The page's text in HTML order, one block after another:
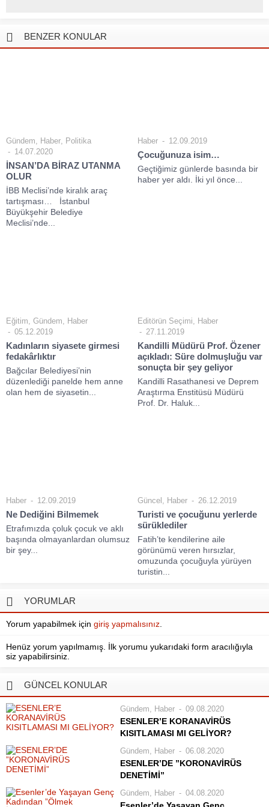
BENZER KONULAR
Gündem, Haber, Politika
14.07.2020
İNSAN’DA BİRAZ UTANMA
OLUR
İBB Meclisi’nde kiralık araç
tartışması… İstanbul
Büyükşehir Belediye
Meclisi’nde...
Haber 12.09.2019
Çocuğunuza isim…
Geçtiğimiz günlerde basında bir
haber yer aldı. İki yıl önce...
Eğitim Gündem
Haber
05.12.2019
Kadınların siyasete girmesi
fedakârlıktır
Bağcılar Belediyesi’nin
düzenlediği panelde hem anne
olan hem de siyasetin...
Editörün Seçimi
Haber
27.11.2019
Kandilli Müdürü Prof. Özener
açıkladı: Süre dolmuşluğu var
sonuçta bir şey geliyor
Kandilli Rasathanesi ve Deprem
Araştırma Enstitüsü Müdürü
Prof. Dr. Haluk...
Haber 12.09.2019
Ne Dediğini Bilmemek
Etrafımızda çoluk çocuk ve aklı
başında olmayanlardan olumsuz
bir şey...
Güncel Haber 26.12.2019
Turisti ve çocuğunu yerlerde
sürüklediler
Fatih’te kendilerine aile
görünümü veren hırsızlar,
omuzunda çocuğuyla yürüyen
turistin...
YORUMLAR
Yorum yapabilmek için giriş yapmalısınız
Henüz yorum yapılmamış. İlk yorumu yukarıdaki form aracılığıyla
siz yapabilirsiniz.
GÜNCEL KONULAR
Gündem Haber 09.08.2020
ESENLER’E KORANAVİRÜS
KISITLAMASI MI GELİYOR?
Koronavirüs salgınında en çok
vakanın görüldüğü şehir olan
İstanbul’da, pozitif vaka
Esenyurt, Zeytinburnu, Esenler ve
Gündem Haber 06.08.2020
ESENLER’DE ”KORONAVİRÜS
DENETİMİ”
Esenler Belediyesi Zabıta Müdürlüğü
ekipleri, İçişleri Bakanlığı’nın
Gündem Haber 04.08.2020